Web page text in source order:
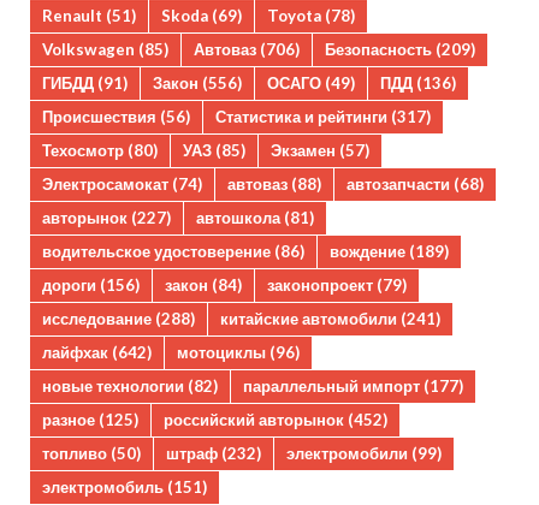
Renault (51) Skoda (69) Toyota (78)
Volkswagen (85) Автоваз (706) Безопасность (209)
ГИБДД (91) Закон (556) ОСАГО (49) ПДД (136)
Происшествия (56) Статистика и рейтинги (317)
Техосмотр (80) УАЗ (85) Экзамен (57)
Электросамокат (74) автоваз (88) автозапчасти (68)
авторынок (227) автошкола(81)
водительское удостоверение (86) вождение (189)
дороги (156) закон (84) законопроект (79)
исследование (288) китайские автомобили (241)
лайфхак (642) мотоциклы (96)
новые технологии (82) параллельный импорт (177)
разное (125) российский авторынок (452)
топливо (50) штраф (232) электромобили (99)
электромобиль (151)